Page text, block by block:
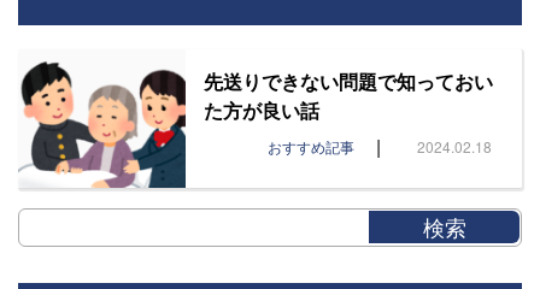
先送りできない問題で知っておい
た方が良い話
おすすめ記事 | 2024.02.18